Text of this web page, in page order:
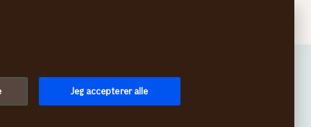
Jeg accepterer alle